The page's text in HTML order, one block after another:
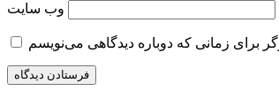
وب‌ سایت